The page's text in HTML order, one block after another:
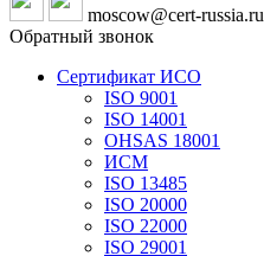
moscow@cert-russia.ru
Обратный звонок
Сертификат ИСО
ISO 9001
ISO 14001
OHSAS 18001
ИСМ
ISO 13485
ISO 20000
ISO 22000
ISO 29001